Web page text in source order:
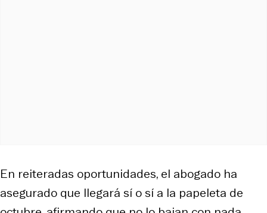
En reiteradas oportunidades, el abogado ha
asegurado que llegará sí o sí a la papeleta de